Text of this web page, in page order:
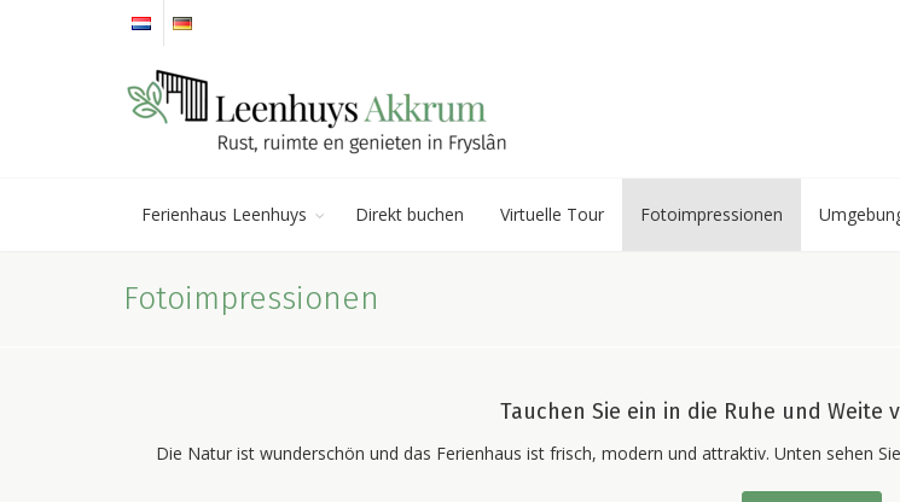
Ferienhaus Leenhuys Direkt buchen Virtuelle Tour Fotoimpressionen
Fotoimpressionen
Tauchen Sie ein in die Ruhe und Weite
Die Natur ist wunderschön und das Ferienhaus ist frisch, modern und attraktiv. Unten sehen